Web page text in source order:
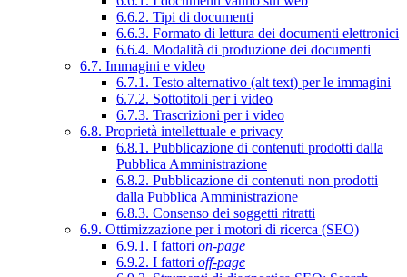
6.6.2. Tipi di documenti
6.6.3. Formato di lettura dei documenti elettronici
6.6.4. Modalità di produzione dei documenti
6.7. Immagini e video
6.7.1. Testo alternativo (alt text) per le immagini
6.7.2. Sottotitoli per i video
6.7.3. Trascrizioni per i video
6.8. Proprietà intellettuale e privacy
6.8.1. Pubblicazione di contenuti prodotti dalla
Pubblica Amministrazione
6.8.2. Pubblicazione di contenuti non prodotti
dalla Pubblica Amministrazione
6.8.3. Consenso dei soggetti ritratti
6.9. Ottimizzazione per i motori di ricerca (SEO)
6.9.1. I fattori on-page
6.9.2. I fattori off-page